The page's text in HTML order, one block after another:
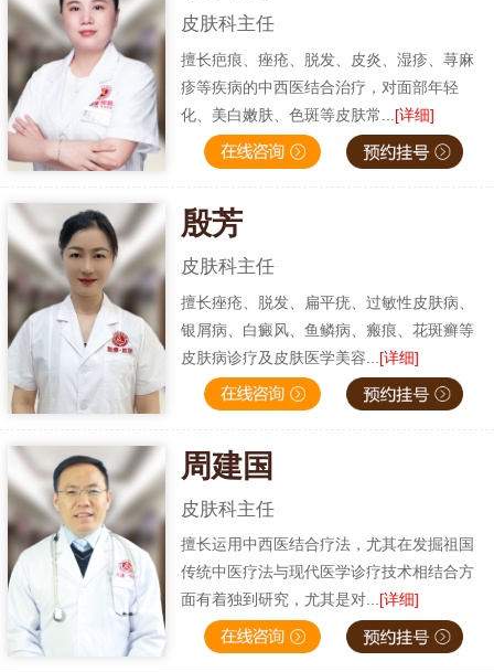
皮肤科主任
擅长疤痕、痤疮、脱发、皮炎、湿疹、荨麻
疹等疾病的中西医结合治疗，对面部年轻
化、美白嫩肤、色斑等皮肤常... [详细]
殷芳
皮肤科主任
擅长痤疮、脱发、扁平疣、过敏性皮肤病、
银屑病、白癜风、鱼鳞病、瘢痕、花斑癣等
皮肤病诊疗及皮肤医学美容... [详细]
周建国
皮肤科主任
擅长运用中西医结合疗法，尤其在发掘祖国
传统中医疗法与现代医学诊疗技术相结合方
面有着独到研究，尤其是对...[详细]